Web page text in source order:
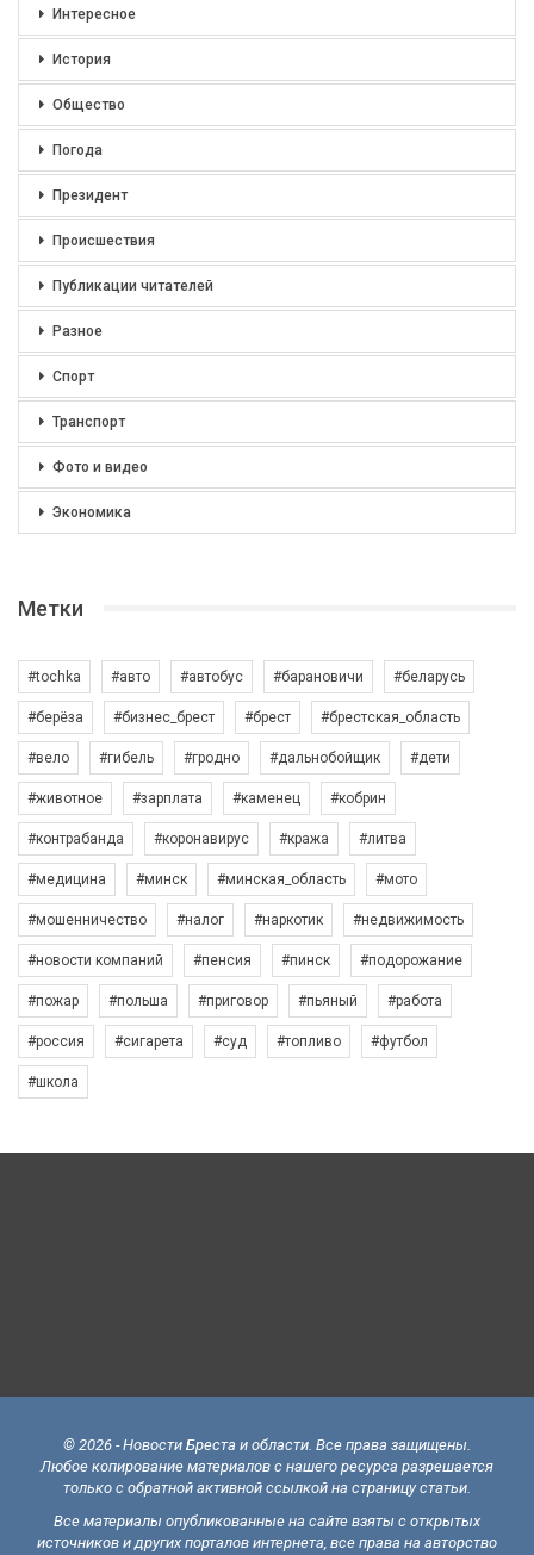
Интересное
История
Общество
Погода
Президент
Происшествия
Публикации читателей
Разное
Спорт
Транспорт
Фото и видео
Экономика
Метки
#tochka #авто #автобус #барановичи #беларусь
#берёза #бизнес_брест #брест #брестская_область
#вело #гибель #гродно #дальнобойщик #дети
#животное #зарплата #каменец #кобрин
#контрабанда #коронавирус #кража #литва
#медицина #минск #минская_область #мото
#мошенничество #налог #наркотик #недвижимость
#новости компаний #пенсия #пинск #подорожание
#пожар #польша #приговор #пьяный #работа
#россия #сигарета #суд #топливо #футбол
#школа
© 2026 - Новости Бреста и области. Все права защищены.
Любое копирование материалов с нашего ресурса разрешается
только с обратной активной ссылкой на страницу статьи.
Все материалы опубликованные на сайте взяты с открытых
источников и других порталов интернета, все права на авторство